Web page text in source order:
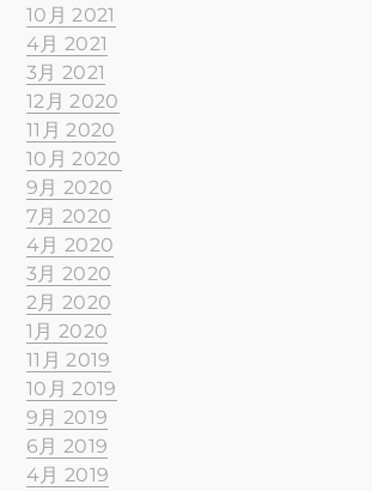
10月 2021
4月 2021
3月 2021
12月 2020
11月 2020
10月 2020
9月 2020
7月 2020
4月 2020
3月 2020
2月 2020
1月 2020
11月 2019
10月 2019
9月 2019
6月 2019
4月 2019